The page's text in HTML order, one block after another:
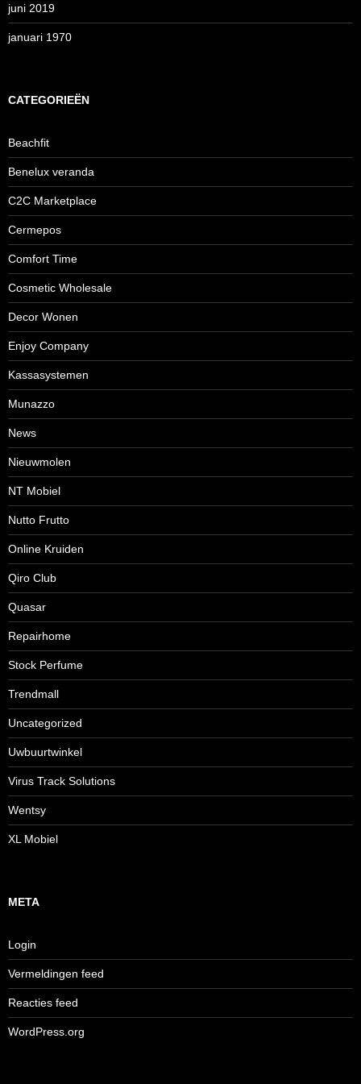
juni 2019
januari 1970
CATEGORIEËN
Beachfit
Benelux veranda
C2C Marketplace
Cermepos
Comfort Time
Cosmetic Wholesale
Decor Wonen
Enjoy Company
Kassasystemen
Munazzo
News
Nieuwmolen
NT Mobiel
Nutto Frutto
Online Kruiden
Qiro Club
Quasar
Repairhome
Stock Perfume
Trendmall
Uncategorized
Uwbuurtwinkel
Virus Track Solutions
Wentsy
XL Mobiel
META
Login
Vermeldingen feed
Reacties feed
WordPress.org